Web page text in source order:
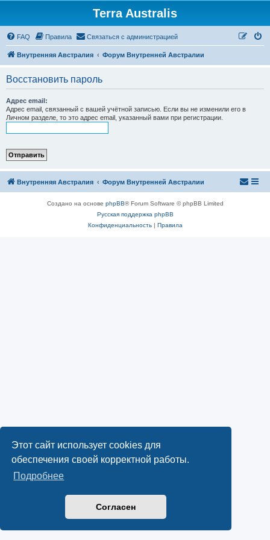
Этот сайт использует cookies для
обеспечения своей корректной работы.
Подробнее
Согласен
Terra Australis
FAQ Правила Связаться с администрацией
Внутренняя Австралия Форум Внутренней Австралии
Восстановить пароль
Адрес email:
Адрес email, связанный с вашей учётной записью. Если вы не изменили его в
Личном разделе, то это адрес email, указанный вами при регистрации.
Внутренняя Австралия Форум Внутренней Австралии
Создано на основе phpBB® Forum Software © phpBB Limited
Русская поддержка phpBB
Конфиденциальность| Правила